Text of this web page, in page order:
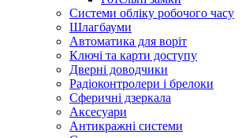
Системи обліку робочого часу
Шлагбауми
Автоматика для воріт
Ключі та карти доступу
Дверні доводчики
Радіоконтролери і брелоки
Сферичні дзеркала
Аксесуари
Антикражні системи